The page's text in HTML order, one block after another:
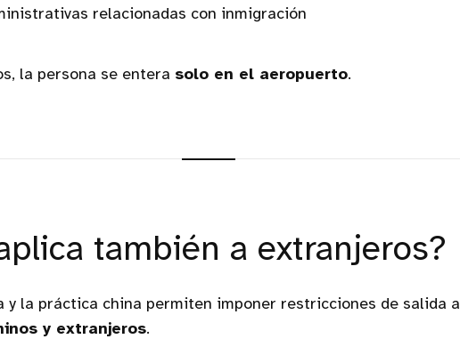
relacionadas con inmigración
la persona se entera solo en el aeropuerto.
también a extranjeros?
y la práctica china permiten imponer restricciones de salida a
y extranjeros.